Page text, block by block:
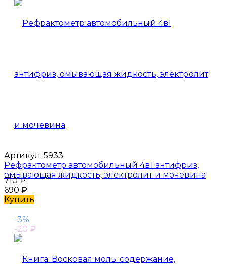
Артикул: 5933
Рефрактометр автомобильный 4в1 антифриз,
омывающая жидкость, электролит и мочевина
710₽
690 ₽
Купить
-3%
-20 ₽